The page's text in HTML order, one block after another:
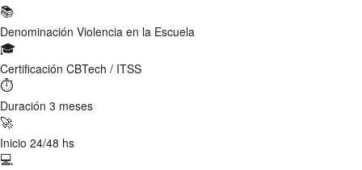
📚
Denominación Violencia en la Escuela
🎓
Certificación CBTech / ITSS
⏱
Duración 3 meses
🚀
Inicio 24/48 hs
💻